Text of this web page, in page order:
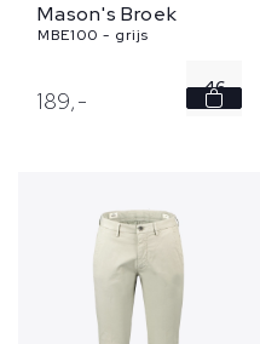
Mason's Broek
MBE100 - grijs
189,- 46